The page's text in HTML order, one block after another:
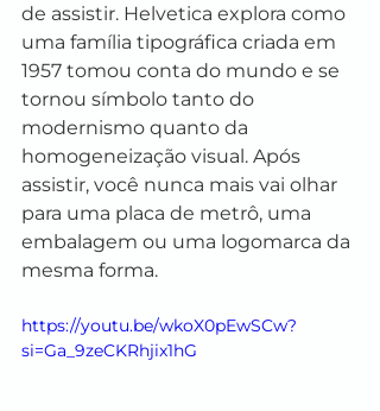
de assistir. Helvetica explora como
uma família tipográfica criada em
1957 tomou conta do mundo e se
tornou símbolo tanto do
modernismo quanto da
homogeneização visual. Após
assistir, você nunca mais vai olhar
para uma placa de metrô, uma
embalagem ou uma logomarca da
mesma forma.
https://youtu.be/wkoX0pEwSCw?
si=Ga_9zeCKRhjix1hG